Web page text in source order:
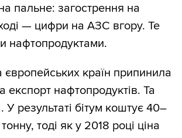
пальне: загострення на
— цифри на АЗС вгору. Те
нафтопродуктами.
країн припинила
нафтопродуктів. Та
результаті бітум коштує 40–
тоді як у 2018 році ціна